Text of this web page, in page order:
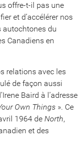
offre-t-il pas une
et d’accélérer nos
autochtones du
Canadiens en
relations avec les
de façon aussi
Baird à l’adresse
Own Things ». Ce
1964 de North,
et des